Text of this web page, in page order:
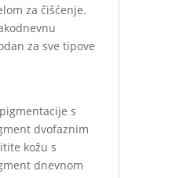
za čišćenje.
za sve tipove
s
dvofaznim
kožu s
dnevnom